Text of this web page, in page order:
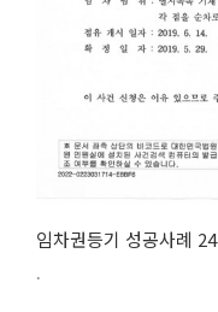
임차권등기 성공사례 24
.